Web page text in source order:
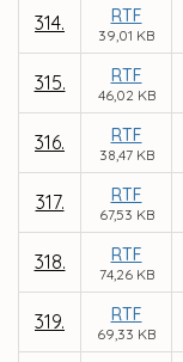
314. RTF
39,01 KB
315. RTF
46,02 KB
316. RTF
38,47 KB
317. RTF
67,53 KB
318. RTF
74,26 KB
319. RTF
69,33 KB